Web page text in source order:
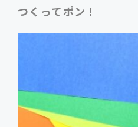
つくってポン！